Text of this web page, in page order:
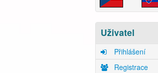
Uživatel
Přihlášení
Registrace